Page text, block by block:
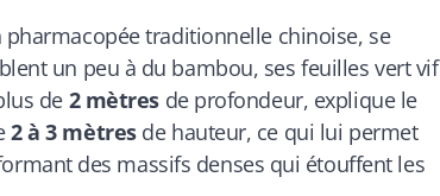
traditionnelle chinoise, se
un peu à du bambou, ses feuilles vert vif
de 2 mètresde profondeur, explique le
2 à 3 mètresde hauteur, ce qui lui permet
des massifs denses qui étouffent les